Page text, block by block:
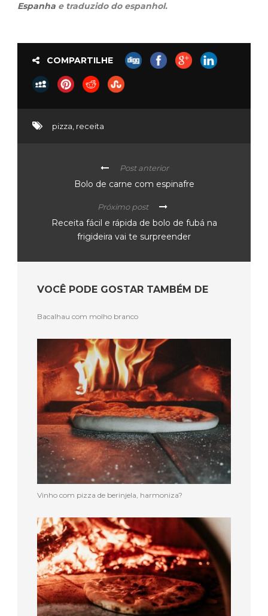
Espanha e traduzido do espanhol.
COMPARTILHE
pizza receita
Post anterior
Bolo de carne com espinafre
Próximo post
Receita fácil e rápida de bolo de fubá na
frigideira vai te surpreender
VOCÊ PODE GOSTAR TAMBÉM DE
Bacalhau com molho branco
Vinho com pizza de berinjela, harmoniza?